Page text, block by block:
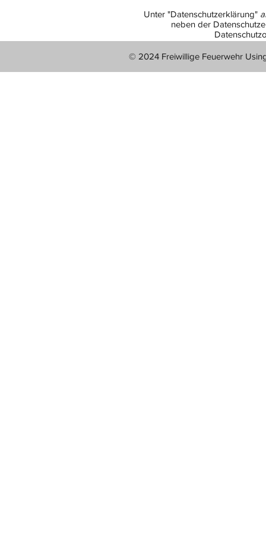
Unter "Datenschutzerklärung"
neben der
© 2024 Freiwillige Feuerwehr